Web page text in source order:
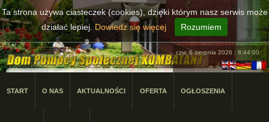
Ta strona używa ciasteczek (cookies), dzięki którym nasz serwis może
działać lepiej.Dowiedz się więcej Rozumiem
START O NAS AKTUALNOŚCI OFERTA OGŁOSZENIA
czw, 6 sierpnia 2026 | 8:44:01